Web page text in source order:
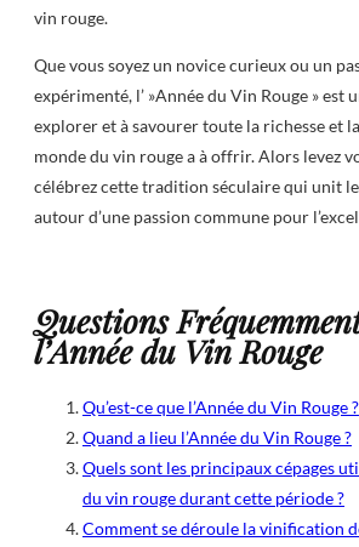
vin rouge.
Que vous soyez un novice curieux ou un
expérimenté, l’ »Année du Vin Rouge » est
explorer et à savourer toute la richesse et
monde du vin rouge a à offrir. Alors levez
célébrez cette tradition séculaire qui unit
autour d’une passion commune pour
Questions
l’Année du Vin Rouge
Qu’est-ce que l’Année du Vin Rouge ?
Quand a lieu l’Année du Vin Rouge ?
Quels sont les principaux cépages
du vin rouge durant cette période ?
Comment se déroule la vinification